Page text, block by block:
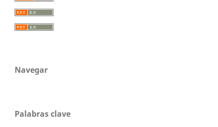
Navegar
Palabras clave